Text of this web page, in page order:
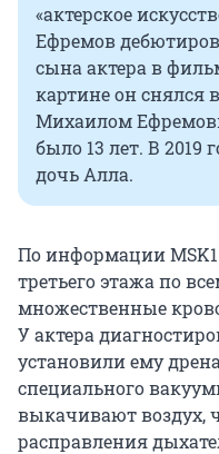
«актерское
Ефремов
сына актера в
картине он снялся
Михаилом
было 13 лет. В 2019
дочь Алла.
По информации
третьего этажа по
множественные
У актера
установили ему
специального
выкачивают воздух,
расправления